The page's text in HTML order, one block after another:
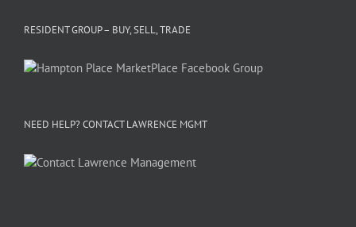
RESIDENT GROUP – BUY, SELL, TRADE
NEED HELP? CONTACT LAWRENCE MGMT